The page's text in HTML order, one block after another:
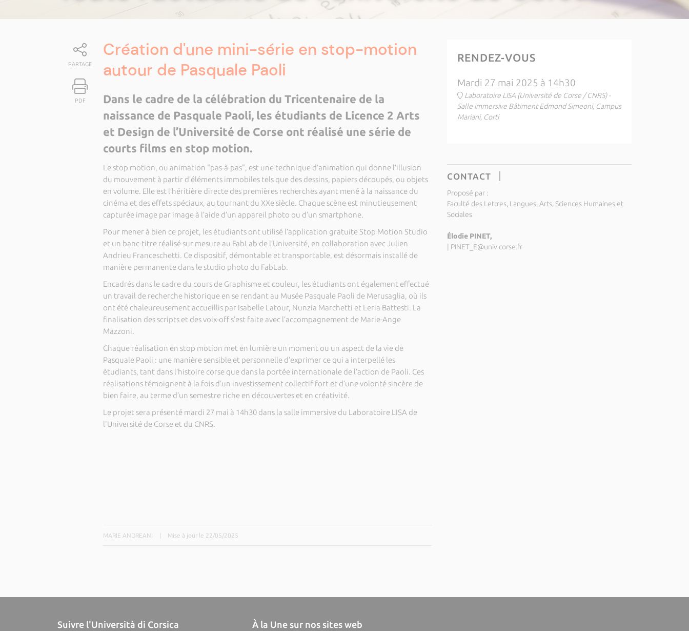
PARTAGE
PDF
Création d'une mini-série en stop-motion
autour de Pasquale Paoli
Dans le cadre de la célébration du Tricentenaire de la
naissance de Pasquale Paoli, les étudiants de Licence 2 Arts
et Design de l’Université de Corse ont réalisé une série de
courts films en stop motion.
Le stop motion, ou animation "pas-à-pas", est une technique d’animation qui donne l’illusion
du mouvement à partir d’éléments immobiles tels que des dessins, papiers découpés, ou objets
en volume. Elle est l’héritière directe des premières recherches ayant mené à la naissance du
cinéma et des effets spéciaux, au tournant du XXe siècle. Chaque scène est minutieusement
capturée image par image à l’aide d’un appareil photo ou d’un smartphone.
Pour mener à bien ce projet, les étudiants ont utilisé l’application gratuite Stop Motion Studio
et un banc-titre réalisé sur mesure au FabLab de l’Université, en collaboration avec Julien
Andrieu Franceschetti. Ce dispositif, démontable et transportable, est désormais installé de
manière permanente dans le studio photo du FabLab.
Encadrés dans le cadre du cours de Graphisme et couleur, les étudiants ont également effectué
un travail de recherche historique en se rendant au Musée Pasquale Paoli de Merusaglia, où ils
ont été chaleureusement accueillis par Isabelle Latour, Nunzia Marchetti et Leria Battesti. La
finalisation des scripts et des voix-off s’est faite avec l’accompagnement de Marie-Ange
Mazzoni.
Chaque réalisation en stop motion met en lumière un moment ou un aspect de la vie de
Pasquale Paoli : une manière sensible et personnelle d’exprimer ce qui a interpellé les
étudiants, tant dans l’histoire corse que dans la portée internationale de l’action de Paoli. Ces
réalisations témoignent à la fois d’un investissement collectif fort et d’une volonté sincère de
bien faire, au terme d’un semestre riche en découvertes et en créativité.
Le projet sera présenté mardi 27 mai à 14h30 dans la salle immersive du Laboratoire LISA de
l'Université de Corse et du CNRS.
MARIE ANDREANI Mise à jour le 22/05/2025
RENDEZ-VOUS
Mardi 27 mai 2025 à 14h30
Laboratoire LISA (Université de Corse / CNRS) -
Salle immersive Bâtiment Edmond Simeoni, Campus
Mariani, Corti
CONTACT
Proposé par :
Faculté des Lettres, Langues, Arts, Sciences Humaines et
Sociales
Élodie PINET,
PINET_E@univ corse.fr
Suivre l'Università di Corsica À la Une sur nos sites web